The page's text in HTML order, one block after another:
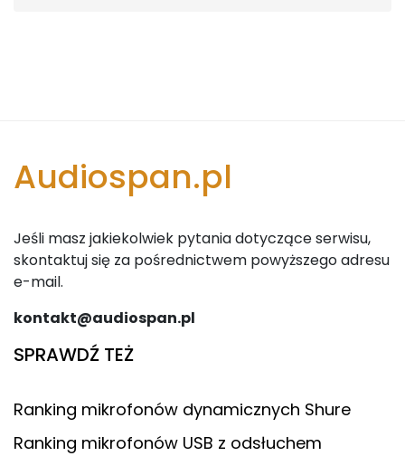
Audiospan.pl
Jeśli masz jakiekolwiek pytania dotyczące serwisu,
skontaktuj się za pośrednictwem powyższego adresu
e-mail.
kontakt@audiospan.pl
SPRAWDŹ TEŻ
Ranking mikrofonów dynamicznych Shure
Ranking mikrofonów USB z odsłuchem